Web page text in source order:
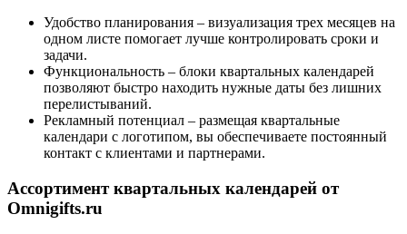
Удобство планирования – визуализация трех месяцев на
одном листе помогает лучше контролировать сроки и
задачи.
Функциональность – блоки квартальных календарей
позволяют быстро находить нужные даты без лишних
перелистываний.
Рекламный потенциал – размещая квартальные
календари с логотипом, вы обеспечиваете постоянный
контакт с клиентами и партнерами.
Ассортимент квартальных календарей от
Omnigifts.ru